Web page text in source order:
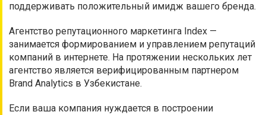
поддерживать положительный имидж вашего бренда.
Агентство репутационного маркетинга Index —
занимается формированием и управлением репутаций
компаний в интернете. На протяжении нескольких лет
агентство является верифицированным партнером
Brand Analytics в Узбекистане.
Если ваша компания нуждается в построении